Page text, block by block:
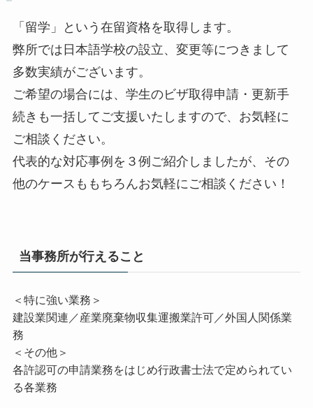
「留学」という在留資格を取得します。
弊所では日本語学校の設立、変更等につきまして
多数実績がございます。
ご希望の場合には、学生のビザ取得申請・更新手
続きも一括してご支援いたしますので、お気軽に
ご相談ください。
代表的な対応事例を３例ご紹介しましたが、その
他のケースももちろんお気軽にご相談ください！
当事務所が行えること
＜特に強い業務＞
建設業関連／産業廃棄物収集運搬業許可／外国人関係業
務
＜その他＞
各許認可の申請業務をはじめ行政書士法で定められてい
る各業務